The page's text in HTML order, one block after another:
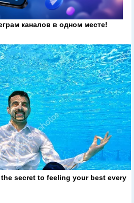
каналов в одном месте!
secret to feeling your best every